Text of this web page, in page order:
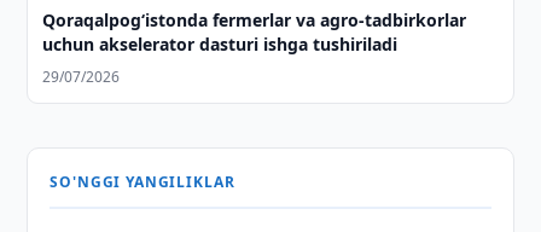
Qoraqalpog‘istonda fermerlar va agro-tadbirkorlar
uchun akselerator dasturi ishga tushiriladi
29/07/2026
SO'NGGI YANGILIKLAR